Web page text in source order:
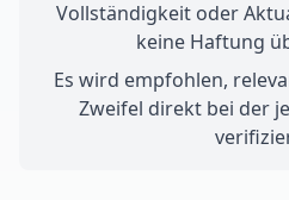
Vollständigkeit oder
keine Haftung
Es wird empfohlen,
Zweifel direkt bei der